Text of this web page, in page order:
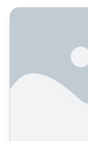
Definitie-inhoud